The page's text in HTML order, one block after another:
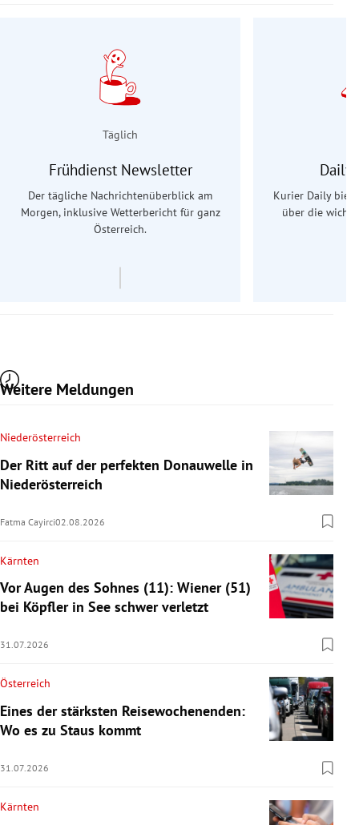
Täglich
Frühdienst Newsletter
Der tägliche Nachrichtenüberblick am
Morgen, inklusive Wetterbericht für ganz
Österreich.
Daily
Kurier Daily
über die
Weitere Meldungen
Niederösterreich
Der Ritt auf der perfekten Donauwelle in
Niederösterreich
Fatma Cayirci02.08.2026
Kärnten
Vor Augen des Sohnes (11): Wiener (51)
bei Köpfler in See schwer verletzt
31.07.2026
Österreich
Eines der stärksten Reisewochenenden:
Wo es zu Staus kommt
31.07.2026
Kärnten